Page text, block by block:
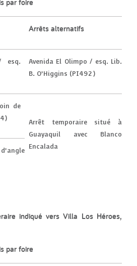
par foire
Arrêts alternatifs
esq.
Avenida El Olimpo / esq. Lib.
B. O’Higgins (PI492)
de
Arrêt temporaire situé à
Guayaquil avec Blanco
Encalada
indiqué versVilla Los Héroes,
par foire